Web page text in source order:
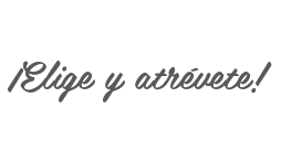
¡Elige y atrévete!